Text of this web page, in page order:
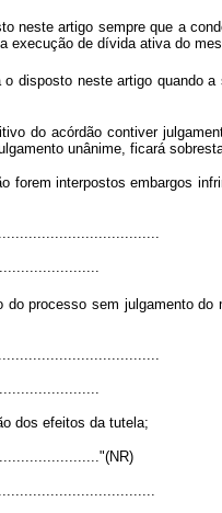
neste artigo sempre que a
execução de dívida ativa do
disposto neste artigo quando
do acórdão contiver
unânime, ficará
forem interpostos embargos
processo sem julgamento do
dos efeitos da tutela;